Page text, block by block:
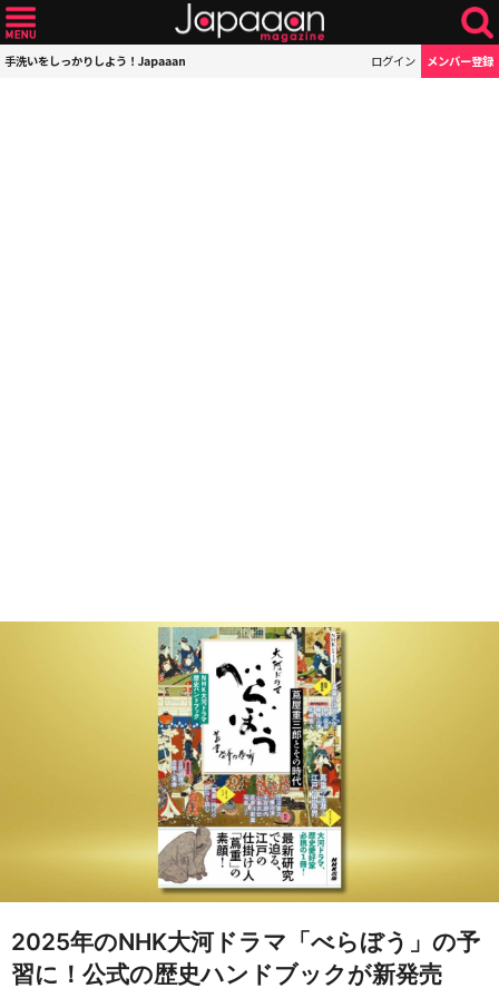
手洗いをしっかりしよう！Japaaan ログイン メンバー登録
2025年のNHK大河ドラマ「べらぼう」の予
習に！公式の歴史ハンドブックが新発売